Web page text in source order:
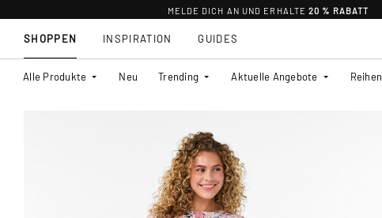
MELDE DICH AN UND ERHALTE20 % RABATT
SHOPPEN
Alle Produkte Neu Trending Aktuelle Angebote Reihen
INSPIRATION GUIDES